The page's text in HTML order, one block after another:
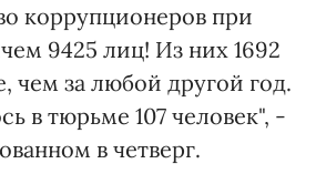
коррупционеров при
9425 лиц! Из них 1692
чем за любой другой год.
в тюрьме 107 человек", -
в четверг.